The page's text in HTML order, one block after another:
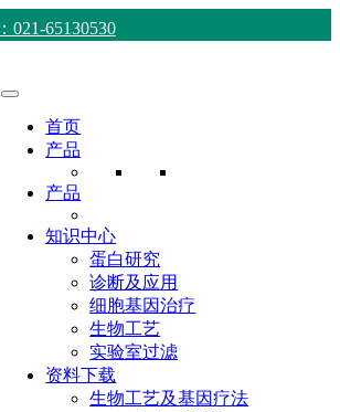
021-65130530
首页
产品
产品
知识中心
蛋白研究
诊断及应用
细胞基因治疗
生物工艺
实验室过滤
资料下载
生物工艺及基因疗法